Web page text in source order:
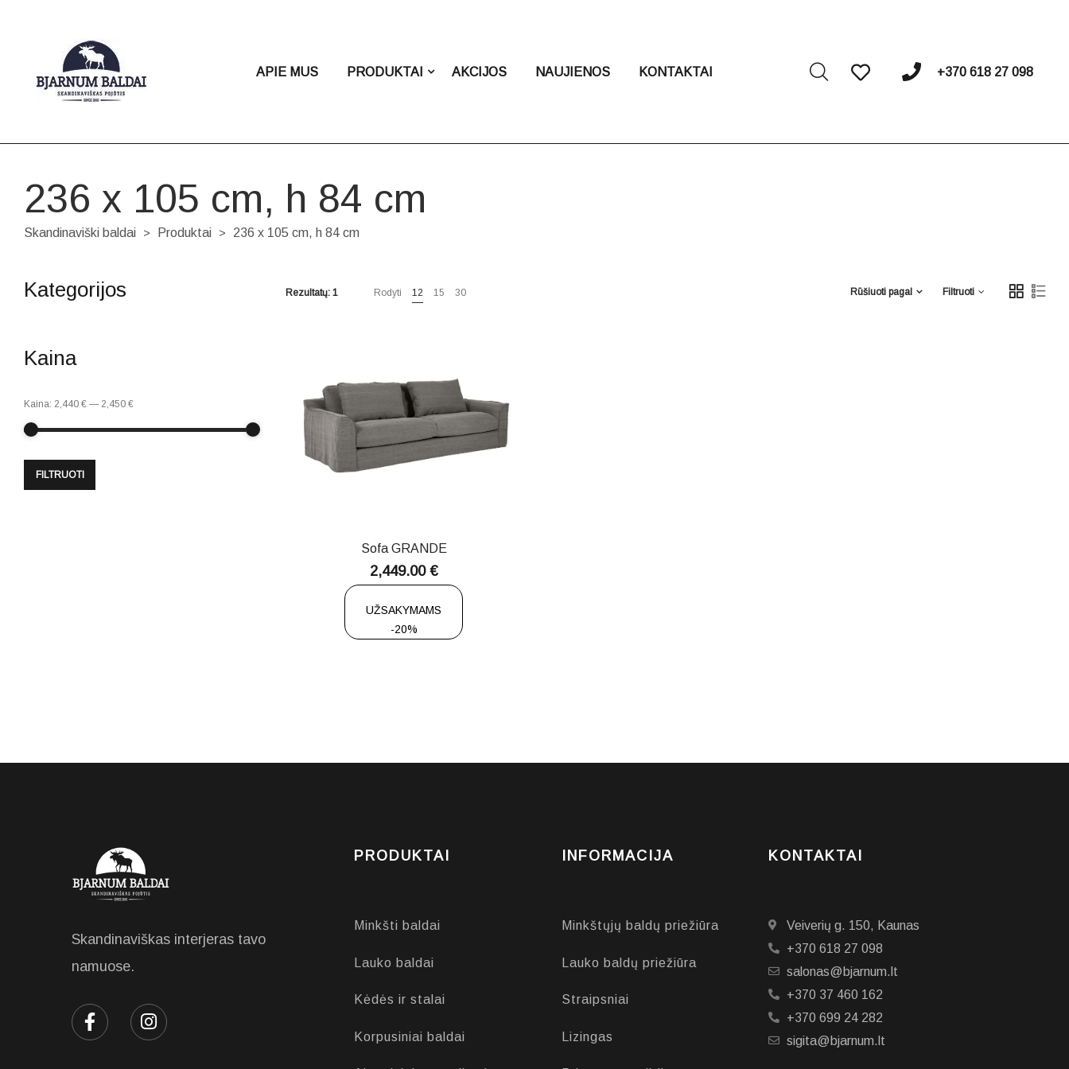
APIE MUS PRODUKTAI AKCIJOS NAUJIENOS KONTAKTAI +370 618 27 098
236 x 105 cm, h 84 cm
Skandinaviški baldai > Produktai > 236 x 105 cm, h 84 cm
Rezultatų: 1 Rodyti 12 15 30 Filtruoti
Rūšiuoti pagal
Sofa GRANDE
2,449.00 €
UŽSAKYMAMS
-20%
Kategorijos
Kaina
FILTRUOTI
Kaina: 2,440 € — 2,450 €
Skandinaviškas interjeras tavo
namuose.
PRODUKTAI
Minkšti baldai
Lauko baldai
Kėdės ir stalai
Korpusiniai baldai
INFORMACIJA
Minkštųjų baldų priežiūra
Lauko baldų priežiūra
Straipsniai
Lizingas
KONTAKTAI
Veiverių g. 150, Kaunas
+370 618 27 098
salonas@bjarnum.lt
+370 37 460 162
+370 699 24 282
sigita@bjarnum.lt